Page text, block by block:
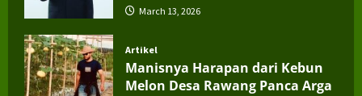
March 13, 2026
Artikel
Manisnya Harapan dari Kebun
Melon Desa Rawang Panca Arga